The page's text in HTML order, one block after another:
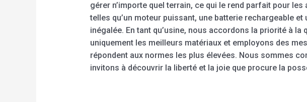
gérer n’importe quel terrain, ce qui le rend parfait pour
telles qu’un moteur puissant, une batterie rechargeable
inégalée. En tant qu’usine, nous accordons la priorité à
uniquement les meilleurs matériaux et employons des
répondent aux normes les plus élevées. Nous sommes
invitons à découvrir la liberté et la joie que procure la